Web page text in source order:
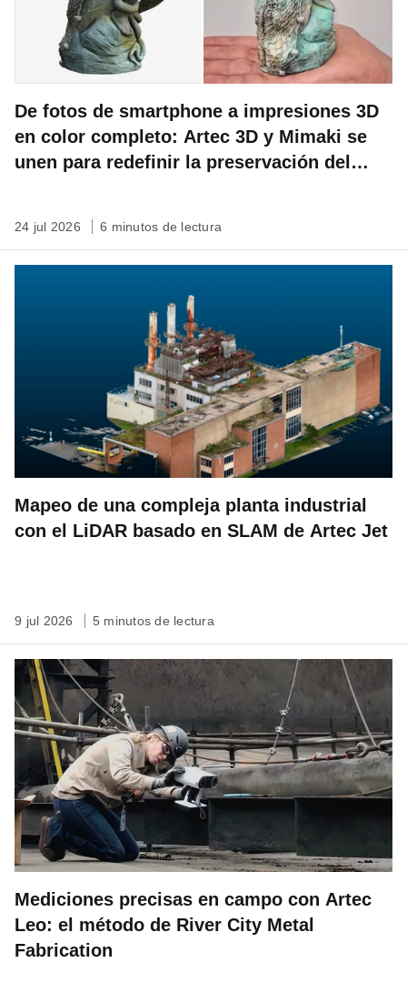
De fotos de smartphone a impresiones 3D
en color completo: Artec 3D y Mimaki se
unen para redefinir la preservación del
24 jul 2026 6 minutos de lectura
Mapeo de una compleja planta industrial
con el LiDAR basado en SLAM de Artec Jet
9 jul 2026 5 minutos de lectura
Mediciones precisas en campo con Artec
Leo: el método de River City Metal
Fabrication